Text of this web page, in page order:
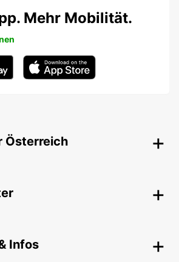
Mehr Mobilität.
Österreich
Infos